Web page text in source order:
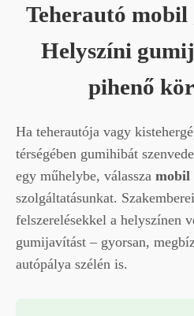
Teherautó mobil
Helyszíni
pihenő
Ha teherautója vagy
térségében gumihibát
egy műhelybe, válassza mobil
szolgáltatásunkat.
felszerelésekkel a helyszínen
gumijavítást – gyorsan,
autópálya szélén is.